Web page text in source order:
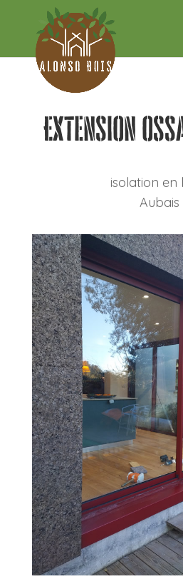
Extension
isolation en
Aubais